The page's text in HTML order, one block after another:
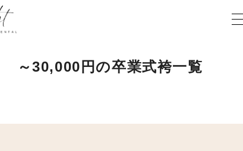
～30,000円の卒業式袴一覧